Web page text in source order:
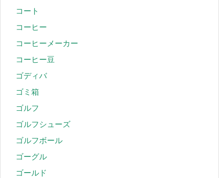
コート
コーヒー
コーヒーメーカー
コーヒー豆
ゴディバ
ゴミ箱
ゴルフ
ゴルフシューズ
ゴルフボール
ゴーグル
ゴールド